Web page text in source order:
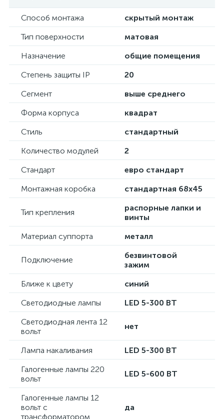
Способ монтажа
скрытый монтаж
Тип поверхности
матовая
Назначение
общие помещения
Степень защиты IP
20
Сегмент
выше среднего
Форма корпуса
квадрат
Стиль
стандартный
Количество модулей
2
Стандарт
евро стандарт
Монтажная коробка
стандартная 68х45
Тип крепления
распорные лапки и
винты
Материал суппорта
металл
Подключение
безвинтовой
зажим
Ближе к цвету
синий
Светодиодные лампы
LED 5-300 ВТ
Светодиодная лента 12
вольт
нет
Лампа накаливания
LED 5-300 ВТ
Галогенные лампы 220
вольт
LED 5-600 ВТ
Галогенные лампы 12
вольт с
трансформатором
да